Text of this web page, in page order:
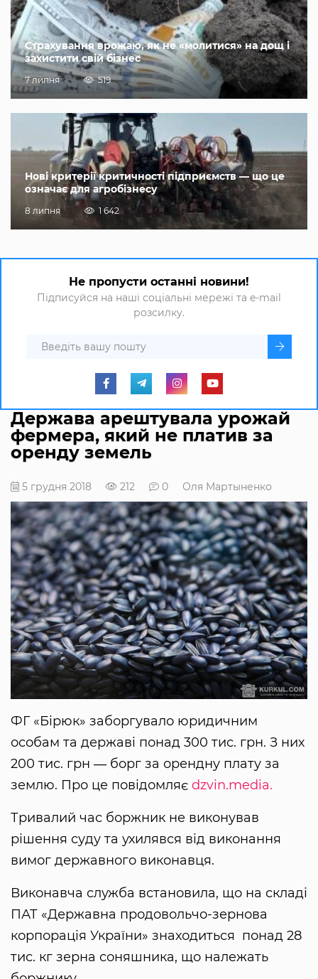
Страхування врожаю, як не «молитися» на дощ і
захистити свій бізнес
7 липня 519
Нові критерії критичності підприємств — що це
означає для агробізнесу
8 липня 1 642
Не пропусти останні новини!
Підписуйся на наші соціальні мережі та e-mail
розсилку.
Держава арештувала урожай
фермера, який не платив за
оренду земель
5 грудня 2018 212 0 Оля Мартыненко
ФГ «Бірюк» заборгувало юридичним
особам та державі понад 300 тис. грн. З них
200 тис. грн ― борг за орендну плату за
землю. Про це повідомляє dzvin.media.
Тривалий час боржник не виконував
рішення суду та ухилявся від виконання
вимог державного виконавця.
Виконавча служба встановила, що на складі
ПАТ «Державна продовольчо-зернова
корпорація України» знаходиться понад 28
тис. кг зерна соняшника, що належать